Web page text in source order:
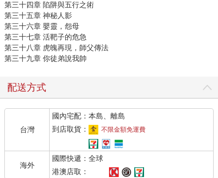
第三十四章 陷阱與五行之術
第三十五章 神秘人影
第三十六章 嬰靈，怨母
第三十七章 活靶子的危急
第三十八章 虎魄再現，師父傳法
第三十九章 你徒弟說我帥
配送方式
台灣
國內宅配：本島、離島
到店取貨：
不限金額免運費
海外
國際快遞：全球
港澳店取：